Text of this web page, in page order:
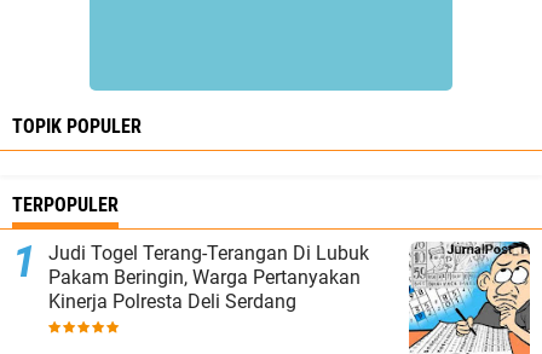
TOPIK POPULER
TERPOPULER
Judi Togel Terang-Terangan Di Lubuk
Pakam Beringin, Warga Pertanyakan
Kinerja Polresta Deli Serdang